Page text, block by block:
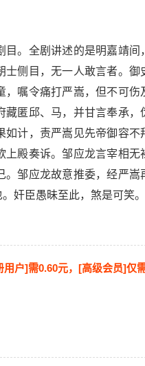
。全剧讲述的是明嘉靖
侧目，无一人敢言者。
嘱令痛打严嵩，但不可
匿邱、马，并甘言奉承
计，责严嵩见先帝御容
殿奏诉。邹应龙言宰相
邹应龙故意推委，经严
奸臣愚昧至此，煞是可笑。
用户]需0.60元，[高级会员]仅